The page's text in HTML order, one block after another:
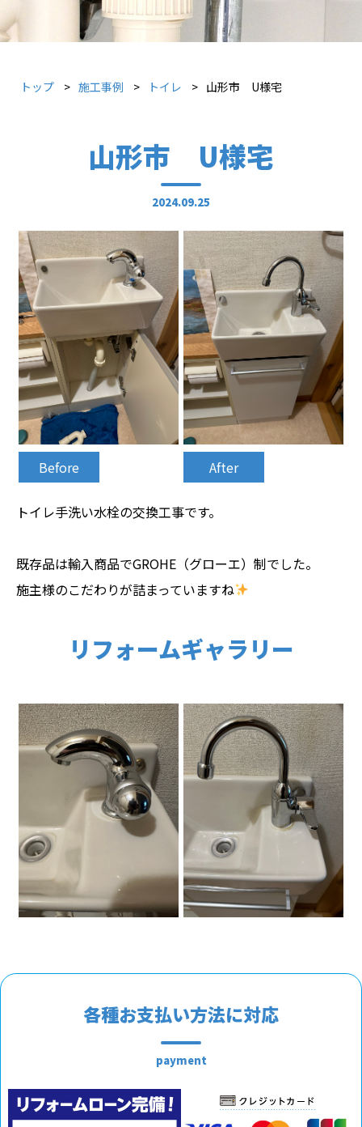
トップ 施工事例 トイレ 山形市 U様宅
山形市 U様宅
2024.09.25
Before After
トイレ手洗い水栓の交換工事です。
既存品は輸入商品でGROHE（グローエ）制でした。
施主様のこだわりが詰まっていますね
リフォームギャラリー
各種お支払い方法に対応
payment